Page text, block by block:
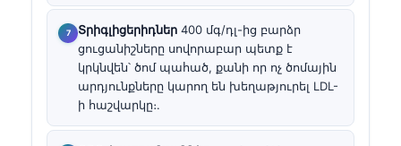
Տրիգլիցերիդներ 400 մգ/դլ-ից բարձր
ցուցանիշները սովորաբար պետք է
կրկնվեն՝ ծոմ պահած, քանի որ ոչ ծոմային
արդյունքները կարող են խեղաթյուրել LDL-
ի հաշվարկը։.